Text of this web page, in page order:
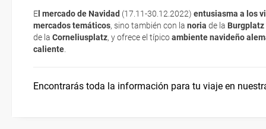
E l mercado de Navidad (17.11-30.12.2022) entusiasma a los
mercados temáticos, sino también con la noria de la Burgplatz
de la Corneliusplatz, y ofrece el típicoambiente navideño
caliente
Encontrarás toda la información para tu viaje en
imprimir y llevar contigo en el viaje.
Esta documentación te será requerida en el mostrador de la
check-in el día de la salida.